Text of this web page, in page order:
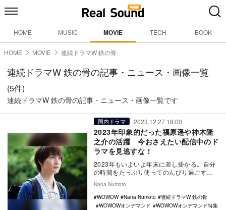
HOME MUSIC MOVIE TECH BOOK
HOME MOVIE 連続ドラマW 鉄の骨
連続ドラマW 鉄の骨の記事・ニュース・画像一覧
(5件)
連続ドラマW 鉄の骨の記事・ニュース・画像一覧です
国内ドラマ 2023.12.27 18:00
2023年印象的だった福原遥や神木隆
之介の活躍 今おさえたい配信中のド
ラマを見逃すな！
2023年もいよいよ年末に差し掛かる。自分
の時間をたっぷり使ってのんびり過ごすと
サウンド映…
Nana Numoto
WOWOW
Nana Numoto
連続ドラマW 鉄の骨
WOWOWオンデマンド
WOWOWオンデマンド特集